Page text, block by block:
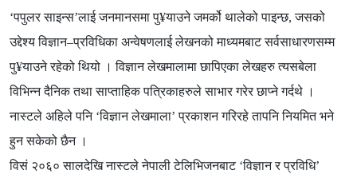
‘पपुलर साइन्स’लाई जनमानसमा पु¥याउने जमर्को थालेको पाइन्छ, जसको
उद्देश्य विज्ञान–प्रविधिका अन्वेषणलाई लेखनको माध्यमबाट सर्वसाधारणसम्म
पु¥याउने रहेको थियो । विज्ञान लेखमालामा छापिएका लेखहरु त्यसबेला
विभिन्न दैनिक तथा साप्ताहिक पत्रिकाहरुले साभार गरेर छाप्ने गर्दथे ।
नास्टले अहिले पनि ‘विज्ञान लेखमाला’ प्रकाशन गरिरहे तापनि नियमित भने
हुन सकेको छैन ।
विसं २०६० सालदेखि नास्टले नेपाली टेलिभिजनबाट ‘विज्ञान र प्रविधि’